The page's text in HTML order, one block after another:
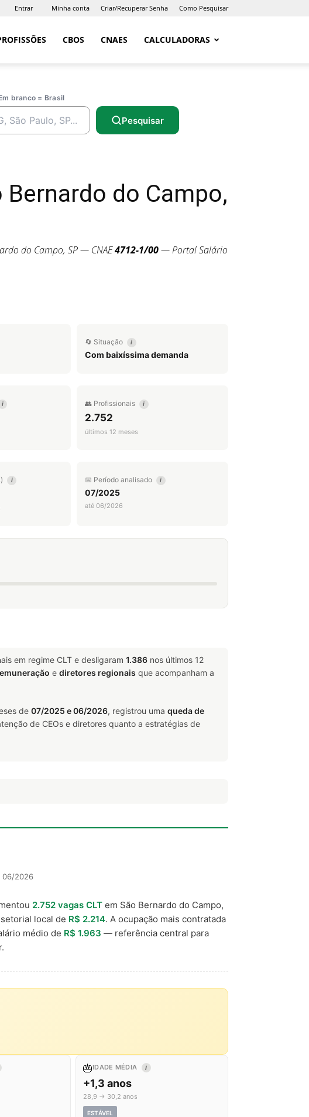
Entrar Minha conta Criar/Recuperar Senha Como Pesquisar
CBOS CNAES CALCULADORAS
branco = Brasil
Pesquisar
do Campo,
do Campo, SP — CNAE4712-1/00— Portal Salário
🔄 Situação i
Com baixíssima demanda
i 👥 Profissionais i
2.752
últimos 12 meses
i 📅 Período analisado i
07/2025
até 06/2026
em regime CLT e desligaram 1.386 nos últimos 12
e diretores regionais que acompanham a
de 07/2025 e 06/2026, registrou uma queda de
de CEOs e diretores quanto a estratégias de
06/2026
2.752 vagas CLT em São Bernardo do Campo,
local de R$ 2.214. A ocupação mais contratada
médio de R$ 1.963 — referência central para
🎂IDADE MÉDIA I
+1,3 anos
28,9 → 30,2 anos
ESTÁVEL